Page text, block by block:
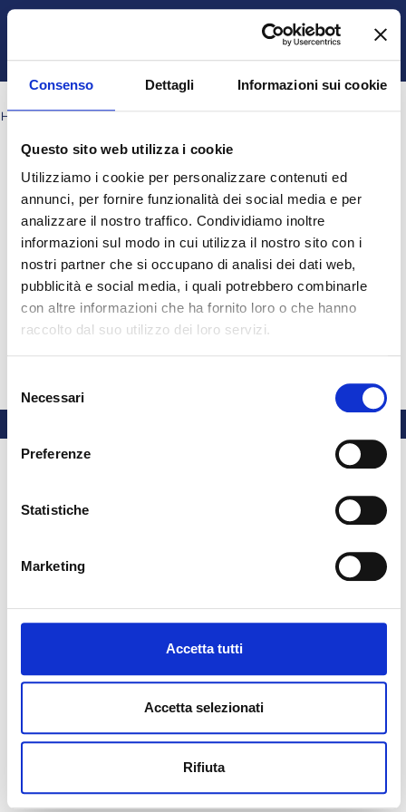
Consenso Dettagli Informazioni sui cookie
Questo sito web utilizza i cookie
Utilizziamo i cookie per personalizzare contenuti ed
annunci, per fornire funzionalità dei social media e per
analizzare il nostro traffico. Condividiamo inoltre
informazioni sul modo in cui utilizza il nostro sito con i
nostri partner che si occupano di analisi dei dati web,
pubblicità e social media, i quali potrebbero combinarle
con altre informazioni che ha fornito loro o che hanno
raccolto dal suo utilizzo dei loro servizi.
delNecessari
Preferenze
Statistiche
Marketing
Accetta tutti
Accetta selezionati
Rifiuta
Vai al contenuto principale
Pannello laterale
Attiva/disattiva input di ricerca
Ospite Login
HOME PAGINE DEL SITO
Blocchi
Blocchi
Blocchi
Blocchi
ch10_q10
Nessun risultato per "ch10_q10"
Ottieni l'app mobile
© 2025 - Universita' degli Studi "Magna Græcia" di Catanzaro-
Campus Universitario "Salvatore Venuta"
Viale Europa - Localitá Germaneto (88100) CATANZARO - Tel.